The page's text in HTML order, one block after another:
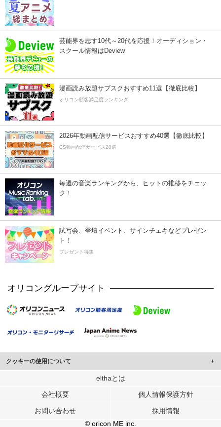
芸能界を志す10代～20代を応援！オーディション・
スクール情報はDeview
漫画読み放題サブスクおすすめ11選【徹底比較】
オリコン顧客満足度ランキング
2026年動画配信サービスおすすめ40選【徹底比較】
CS動画配信サービス20選
毎週の音楽ランキングから、ヒットの推移をチェッ
ク！
試写会、登壇イベント、サインチェキなどプレゼン
ト！
プレゼント特集
オリコングループサイト
クッキーの使用について
このサイトでは Cookie を使用して、ユーザーに合わせたコンテンツや広告の
行っています。
メディアや広告配信、データ解析の各パートナーに提供しています。
各パートナーは、この情報とユーザーが各パートナーに提供した他の情報や、
elthaとは
会社概要 個人情報保護方針
お問い合わせ
採用情報
© oricon ME inc.